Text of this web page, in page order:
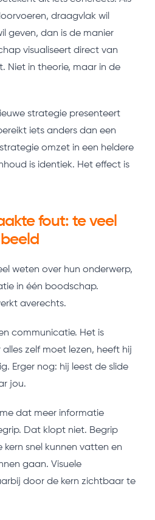
draagvlak wil
geven, dan is de manier
visualiseert direct van
Niet in theorie, maar in de
strategie presenteert
iets anders dan een
omzet in een heldere
is identiek. Het effect is
fout: te veel
weten over hun onderwerp,
in één boodschap.
averechts.
communicatie. Het is
alles zelf moet lezen, heeft hij
Erger nog: hij leest de slide
jou.
dat meer informatie
Dat klopt niet. Begrip
snel kunnen vatten en
gaan. Visuele
door de kern zichtbaar te